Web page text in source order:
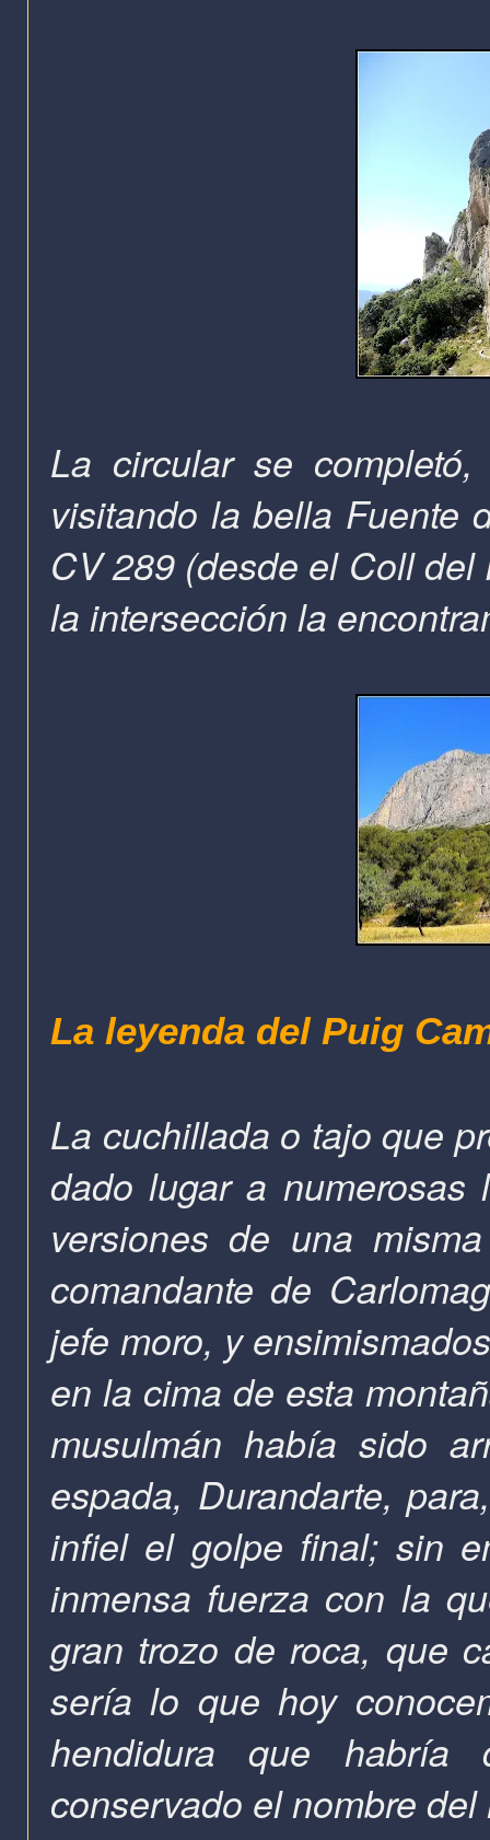
La circular se
visitando la bella Fuente
CV 289 (desde el Coll del
la intersección la
La leyenda del Puig
La cuchillada o tajo que
dado lugar a numerosas
versiones de una
comandante de
jefe moro, y
en la cima de esta
musulmán había sido
espada, Durandarte,
infiel el golpe final; sin
inmensa fuerza con la
gran trozo de roca, que
sería lo que hoy
hendidura que habría
conservado el nombre del